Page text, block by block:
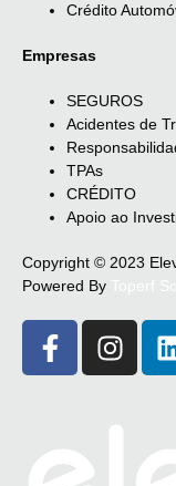
Crédito
Empresas
SEGUROS
Acidentes de
TPAs
CRÉDITO
Apoio ao
Copyright © 2023
Powered By